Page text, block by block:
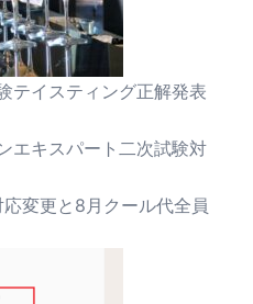
テイスティング正解発表
エキスパート二次試験対
応変更と8月クール代全員